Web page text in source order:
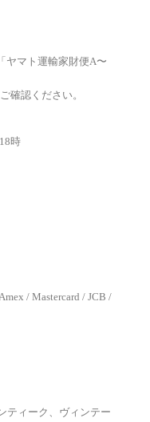
ヤマト運輸家財便A〜
確認ください。
時
/ Mastercard / JCB /
ティーク、ヴィンテー